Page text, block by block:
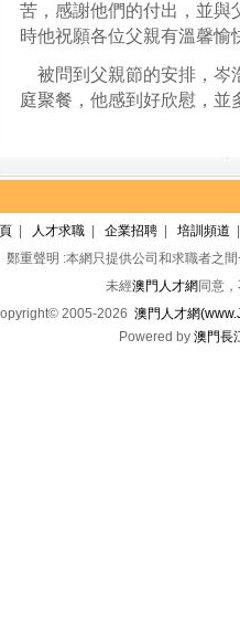
苦，感謝他們的付出，並與
時他祝願各位父親有溫馨愉
被問到父親節的安排，岑
庭聚餐，他感到好欣慰，並
人才求職 企業招聘 培訓頻道
鄭重聲明 :本網只提供公司和求職者之
未經澳門人才網 同意
2005-2026 澳門人才網
Powered by 澳門長